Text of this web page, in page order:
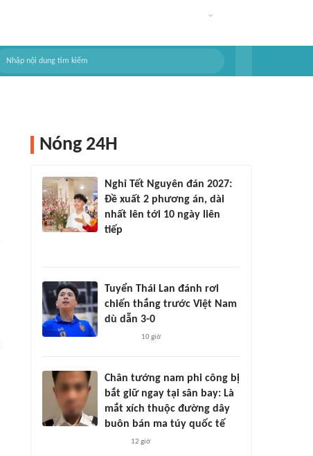
Nóng 24H
Nghỉ Tết Nguyên đán 2027:
Đề xuất 2 phương án, dài
nhất lên tới 10 ngày liên
tiếp
Tuyển Thái Lan đánh rơi
chiến thắng trước Việt Nam
dù dẫn 3-0
10 giờ
Chân tướng nam phi công bị
bắt giữ ngay tại sân bay: Là
mắt xích thuộc đường dây
buôn bán ma túy quốc tế
12 giờ